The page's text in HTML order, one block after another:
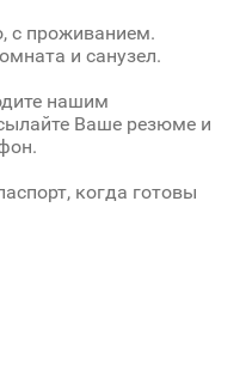
с проживанием.
и санузел.
нашим
Ваше резюме и
когда готовы